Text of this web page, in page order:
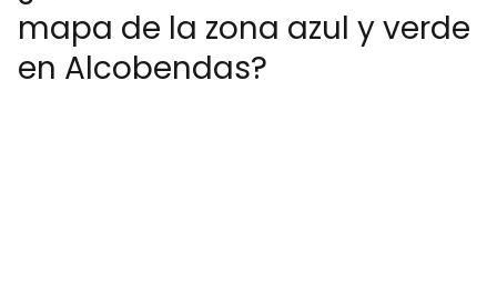
mapa de la zona azul y verde
en Alcobendas?